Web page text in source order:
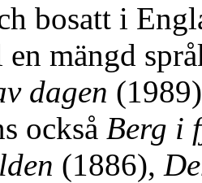
bosatt i
mängd
dagen
också Berg i
(1886),